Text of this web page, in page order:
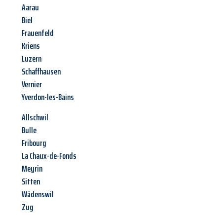
Aarau
Biel
Frauenfeld
Kriens
Luzern
Schaffhausen
Vernier
Yverdon-les-Bains
Allschwil
Bulle
Fribourg
La Chaux-de-Fonds
Meyrin
Sitten
Wädenswil
Zug